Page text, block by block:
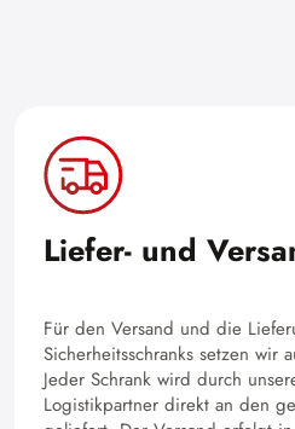
Liefer- und
Für den Versand und die
Sicherheitsschranks setzen wir
Jeder Schrank wird durch
Logistikpartner direkt an den